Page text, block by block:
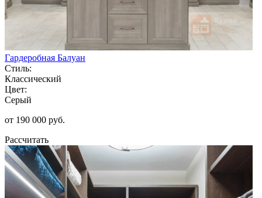
Гардеробная Балуан
Стиль:
Классический
Цвет:
Серый
от 190 000 руб.
Рассчитать